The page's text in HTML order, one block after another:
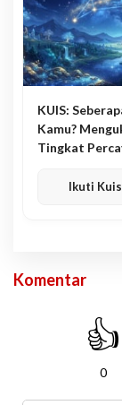
KUIS:
Kamu?
Tingkat
Ikuti
Komentar
👍
0